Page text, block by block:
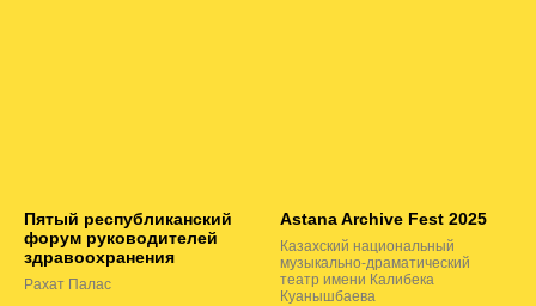
Пятый республиканский
форум руководителей
здравоохранения
Рахат Палас
Astana Archive Fest 2025
Казахский национальный
музыкально-драматический
театр имени Калибека
Куанышбаева